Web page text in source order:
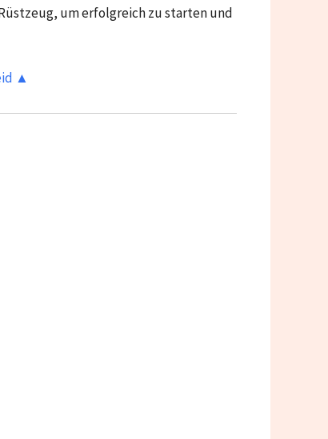
um erfolgreich zu starten und
▲